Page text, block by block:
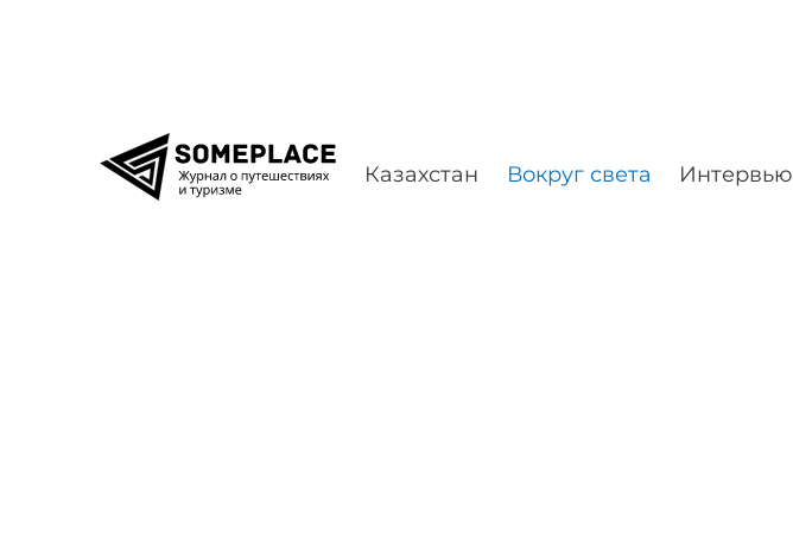
Казахстан Вокруг света Интервью